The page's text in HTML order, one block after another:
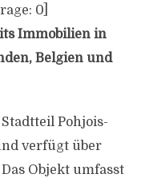
0]
Immobilien in
Belgien und
Pohjois-
verfügt über
Objekt umfasst